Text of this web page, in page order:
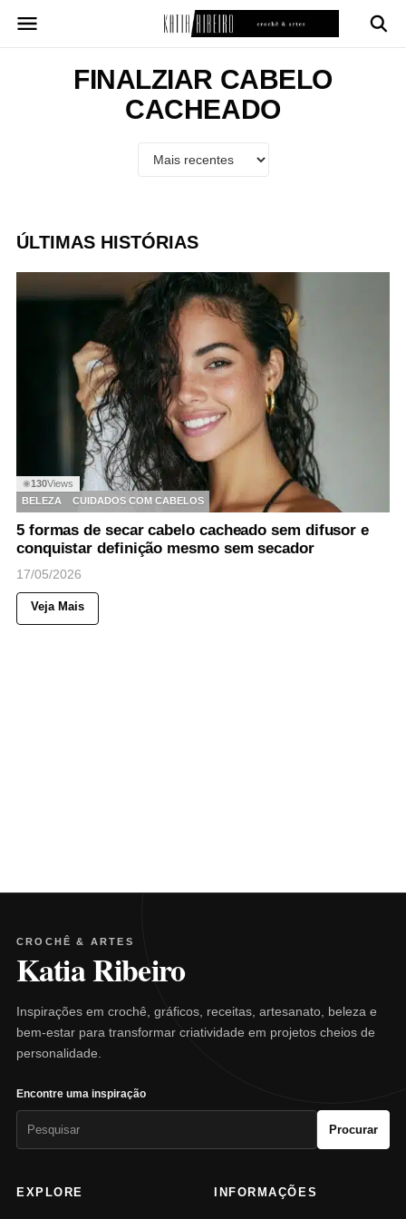
para
FINALZIAR CABELO
CACHEADO
ÚLTIMAS HISTÓRIAS
◉130Views
BELEZA
CUIDADOS COM CABELOS
5 formas de secar cabelo cacheado sem difusor e
conquistar definição mesmo sem secador
17/05/2026
Veja Mais
CROCHÊ & ARTES
Katia Ribeiro
Inspirações em crochê, gráficos, receitas, artesanato, beleza e
bem-estar para transformar criatividade em projetos cheios de
personalidade.
Encontre uma inspiração
Procurar
EXPLORE INFORMAÇÕES